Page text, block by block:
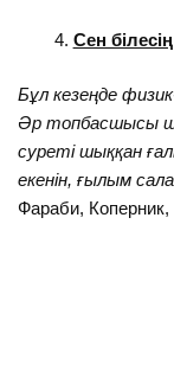
Сен
Бұл кезеңде
Әр топбасшысы
суреті шыққан
екенін, ғылым
Фараби,